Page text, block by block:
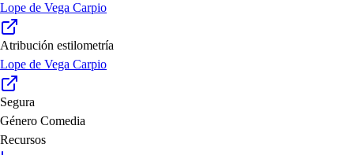
Lope de Vega Carpio
Atribución estilometría
Lope de Vega Carpio
Segura
Género Comedia
Recursos